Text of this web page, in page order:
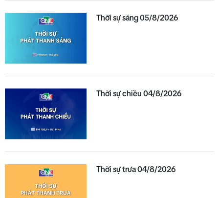
Thời sự sáng 05/8/2026
Thời sự chiều 04/8/2026
Thời sự trưa 04/8/2026